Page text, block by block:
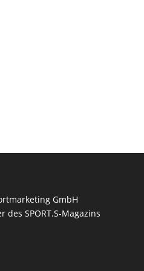
GmbH
des SPORT.S-Magazins